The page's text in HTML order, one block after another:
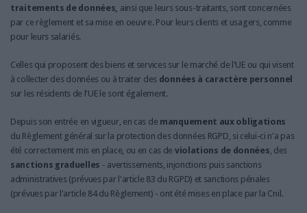
traitements de données, ainsi que leurs sous-traitants, sont concernées
par ce règlement et sa mise en oeuvre. Pour leurs clients et usagers, comme
pour leurs salariés.
Celles qui proposent des biens et services sur le marché de l'UE ou qui visent
à collecter des données ou à traiter des données à caractère personnel
sur les résidents de l'UE le sont également.
Depuis son entrée en vigueur, en cas de manquement aux obligations
du Règlement général sur la protection des données RGPD, si celui-ci n'a pas
été correctement mis en place, ou en cas de violations de données, des
sanctions graduelles - avertissements, injonctions puis sanctions
administratives (prévues par l'article 83 du RGPD) et sanctions pénales
(prévues par l'article 84 du Règlement) - ont été mises en place par la Cnil.